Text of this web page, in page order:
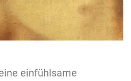
einfühlsame